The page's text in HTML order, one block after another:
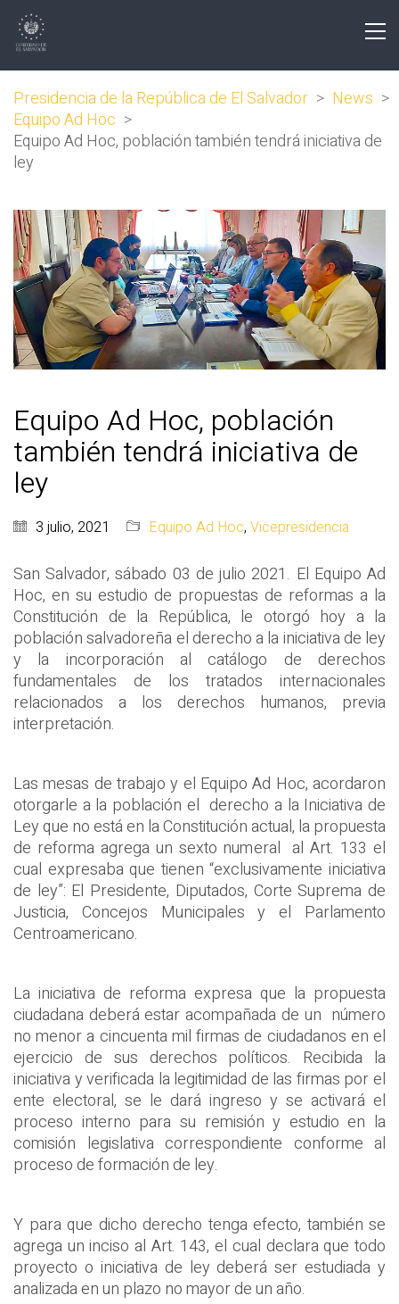
Presidencia de la República de El Salvador > News >
Equipo Ad Hoc >
Equipo Ad Hoc, población también tendrá iniciativa de
ley
Equipo Ad Hoc, población
también tendrá iniciativa de
ley
3 julio, 2021 Equipo Ad Hoc, Vicepresidencia
San Salvador, sábado 03 de julio 2021. El Equipo Ad
Hoc, en su estudio de propuestas de reformas a la
Constitución de la República, le otorgó hoy a la
población salvadoreña el derecho a la iniciativa de ley
y la incorporación al catálogo de derechos
fundamentales de los tratados internacionales
relacionados a los derechos humanos, previa
interpretación.
Las mesas de trabajo y el Equipo Ad Hoc, acordaron
otorgarle a la población el derecho a la Iniciativa de
Ley que no está en la Constitución actual, la propuesta
de reforma agrega un sexto numeral al Art. 133 el
cual expresaba que tienen “exclusivamente iniciativa
de ley”: El Presidente, Diputados, Corte Suprema de
Justicia, Concejos Municipales y el Parlamento
Centroamericano.
La iniciativa de reforma expresa que la propuesta
ciudadana deberá estar acompañada de un número
no menor a cincuenta mil firmas de ciudadanos en el
ejercicio de sus derechos políticos. Recibida la
iniciativa y verificada la legitimidad de las firmas por el
ente electoral, se le dará ingreso y se activará el
proceso interno para su remisión y estudio en la
comisión legislativa correspondiente conforme al
proceso de formación de ley.
Y para que dicho derecho tenga efecto, también se
agrega un inciso al Art. 143, el cual declara que todo
proyecto o iniciativa de ley deberá ser estudiada y
analizada en un plazo no mayor de un año.